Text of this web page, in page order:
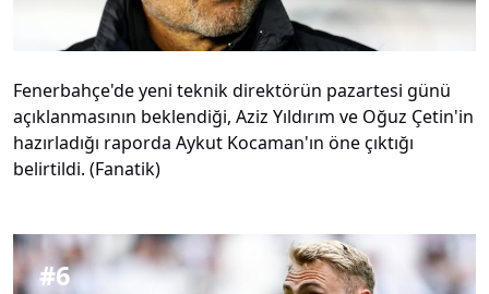
Fenerbahçe'de yeni teknik direktörün pazartesi günü
açıklanmasının beklendiği, Aziz Yıldırım ve Oğuz Çetin'in
hazırladığı raporda Aykut Kocaman'ın öne çıktığı
belirtildi. (Fanatik)
#6